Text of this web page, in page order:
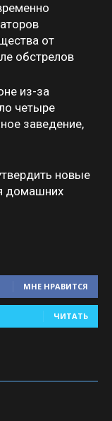
от
обстрелов
из-за
четыре
заведение,
новые
домашних
МНЕ НРАВИТСЯ
ЧИТАТЬ